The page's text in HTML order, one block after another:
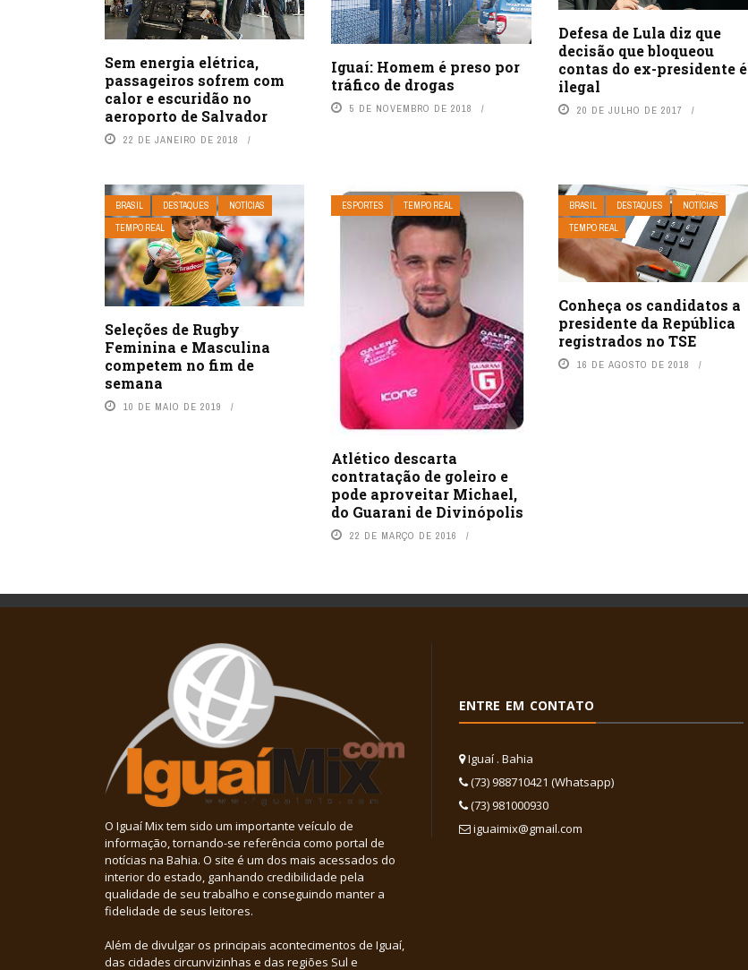
Sem energia elétrica,
passageiros sofrem com
calor e escuridão no
aeroporto de Salvador
22 DE JANEIRO DE 2018
Iguaí: Homem é preso por
tráfico de drogas
5 DE NOVEMBRO DE 2018
Defesa de Lula diz que
decisão que bloqueou
contas do ex-presidente é
ilegal
20 DE JULHO DE 2017
BRASIL DESTAQUES
NOTÍCIAS
TEMPO REAL
Seleções de Rugby
Feminina e Masculina
competem no fim de
semana
10 DE MAIO DE 2019
ESPORTES TEMPO REAL
Atlético descarta
contratação de goleiro e
pode aproveitar Michael,
do Guarani de Divinópolis
22 DE MARÇO DE 2016
BRASIL DESTAQUES
NOTÍCIAS
TEMPO REAL
Conheça os candidatos a
presidente da República
registrados no TSE
16 DE AGOSTO DE 2018
O Iguaí Mix tem sido um importante veículo de
informação, tornando-se referência como portal de
notícias na Bahia. O site é um dos mais acessados do
interior do estado, ganhando credibilidade pela
qualidade de seu trabalho e conseguindo manter a
fidelidade de seus leitores.
Além de divulgar os principais acontecimentos de Iguaí,
das cidades circunvizinhas e das regiões Sul e
ENTRE EM CONTATO
Iguaí . Bahia
(73) 988710421 (Whatsapp)
(73) 981000930
iguaimix@gmail.com